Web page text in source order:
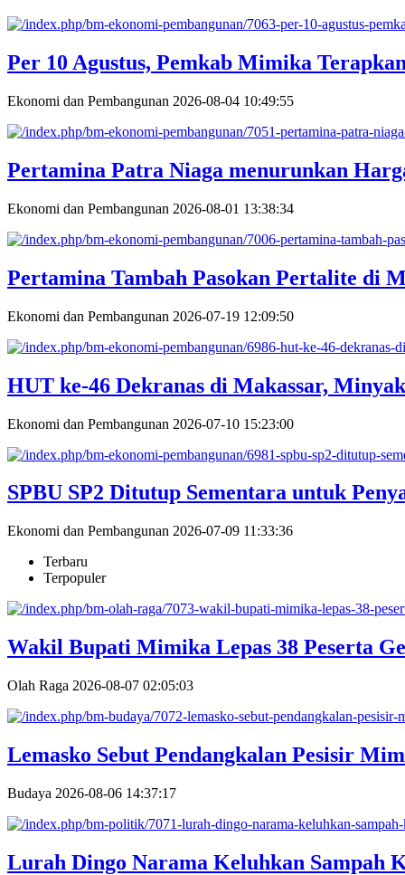
Per 10 Agustus, Pemkab Mimika
Ekonomi dan Pembangunan 2026-08-04 10:49:55
Pertamina Patra Niaga menurunkan
Ekonomi dan Pembangunan 2026-08-01 13:38:34
Pertamina Tambah Pasokan Pertalite di
Ekonomi dan Pembangunan 2026-07-19 12:09:50
HUT ke-46 Dekranas di Makassar,
Ekonomi dan Pembangunan 2026-07-10 15:23:00
SPBU SP2 Ditutup Sementara untuk
Ekonomi dan Pembangunan 2026-07-09 11:33:36
Terbaru
Terpopuler
Wakil Bupati Mimika Lepas 38 Peserta
Olah Raga 2026-08-07 02:05:03
Lemasko Sebut Pendangkalan Pesisir
Budaya 2026-08-06 14:37:17
Lurah Dingo Narama Keluhkan Sampah